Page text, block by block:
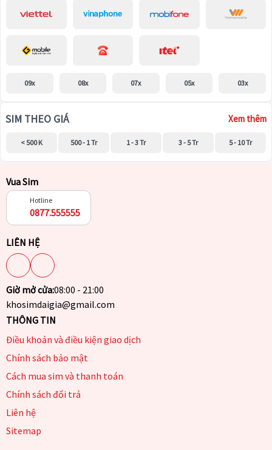
09x 08x 07x 05x 03x
SIM THEO GIÁ Xem thêm
< 500 K 500 - 1 Tr 1 - 3 Tr 3 - 5 Tr 5 - 10 Tr
Vua Sim
Hotline
0877.555555
LIÊN HỆ
Giờ mở cửa:08:00 - 21:00
khosimdaigia@gmail.com
THÔNG TIN
Điều khoản và điều kiện giao dịch
Chính sách bảo mật
Cách mua sim và thanh toán
Chính sách đổi trả
Liên hệ
Sitemap